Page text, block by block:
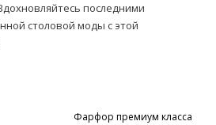
последними
столовой моды с этой
Фарфор премиум класса